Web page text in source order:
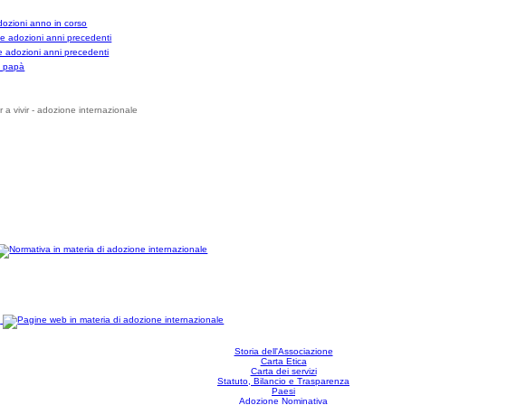
Storia dell'Associazione
Carta Etica
Carta dei servizi
Statuto, Bilancio e Trasparenza
Paesi
Adozione Nominativa